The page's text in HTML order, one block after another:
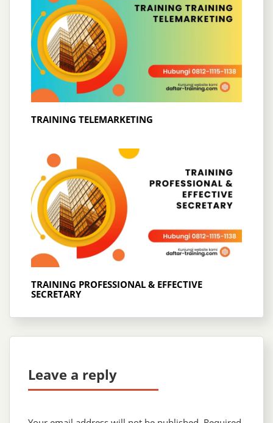
TRAINING TELEMARKETING
TRAINING PROFESSIONAL & EFFECTIVE
SECRETARY
Leave a reply